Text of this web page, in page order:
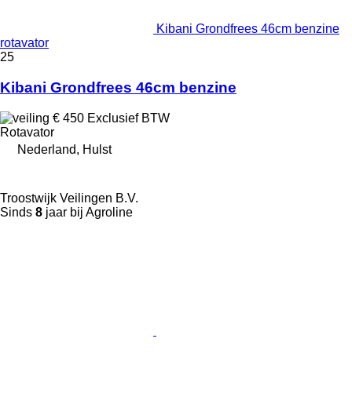
Kibani Grondfrees 46cm benzine
rotavator
25
Kibani Grondfrees 46cm benzine
€ 450 Exclusief BTW
Rotavator
Nederland, Hulst
Troostwijk Veilingen B.V.
Sinds 8 jaar bij Agroline